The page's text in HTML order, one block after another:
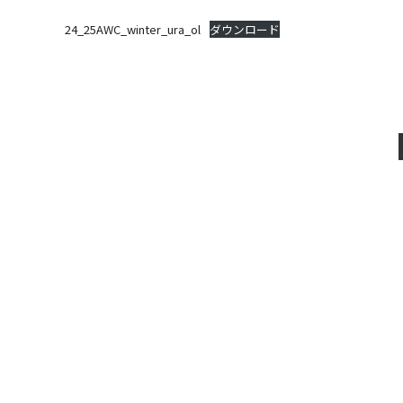
24_25AWC_winter_ura_ol ダウンロード